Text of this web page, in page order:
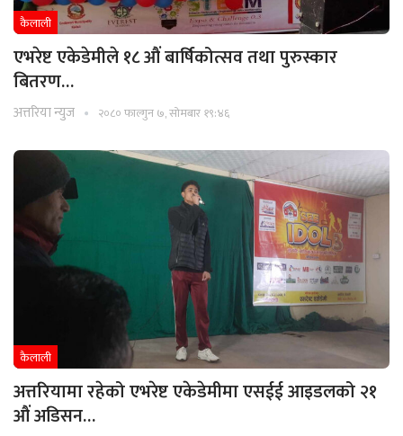
कैलाली
एभरेष्ट एकेडेमीले १८ औं बार्षिकोत्सव तथा पुरुस्कार
बितरण…
अत्तरिया न्युज २०८० फाल्गुन ७, सोमबार १९:४६
कैलाली
अत्तरियामा रहेको एभरेष्ट एकेडेमीमा एसईई आइडलको २१
औं अडिसन…